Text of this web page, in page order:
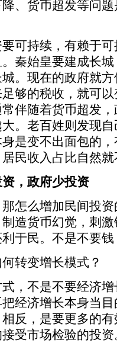
、货币超发等问
可持续，有赖于
秦始皇要建成长
。现在的政府就
够的税收，就可
伴随着货币超发
。老百姓则发现
是变不出面包的
民收入占比自然
，政府少投资
怎么增加民间投
造货币幻觉，刺
于民。不是不要
转变增长模式？
，不是不要经济
经济增长本身当
反，是要更多的
受市场检验的投资